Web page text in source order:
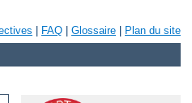
FAQ Glossaire Plan du site